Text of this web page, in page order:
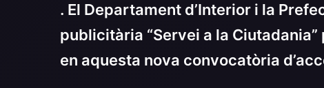
. El Departament d’Interior i la
publicitària “Servei a la
en aquesta nova convocatòria